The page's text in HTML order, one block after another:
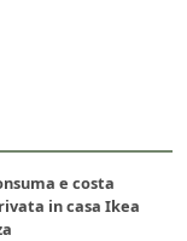
e costa
in casa Ikea